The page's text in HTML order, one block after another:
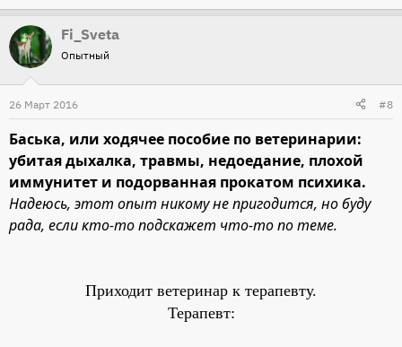
Fi_Sveta
Опытный
26 Март 2016 #8
Баська, или ходячее пособие по ветеринарии:
убитая дыхалка, травмы, недоедание, плохой
иммунитет и подорванная прокатом психика.
Надеюсь, этот опыт никому не пригодится, но буду
рада, если кто-то подскажет что-то по теме.
Приходит ветеринар к терапевту.
Терапевт: